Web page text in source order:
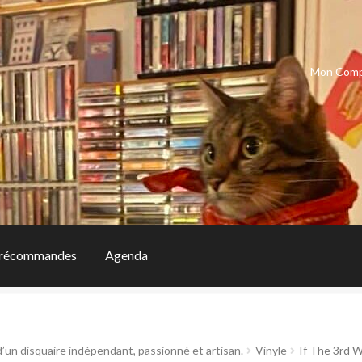
Mon
Agenda
disquaire indépendant, passionné et artisan. Vinyle If The 3rd